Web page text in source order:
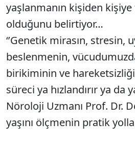
yaşlanmanın kişiden kişiye
olduğunu belirtiyor…
‘’Genetik mirasın, stresin,
beslenmenin,
birikiminin ve
süreci ya hızlandırır ya da
Nöroloji Uzmanı Prof. Dr.
yaşını ölçmenin pratik